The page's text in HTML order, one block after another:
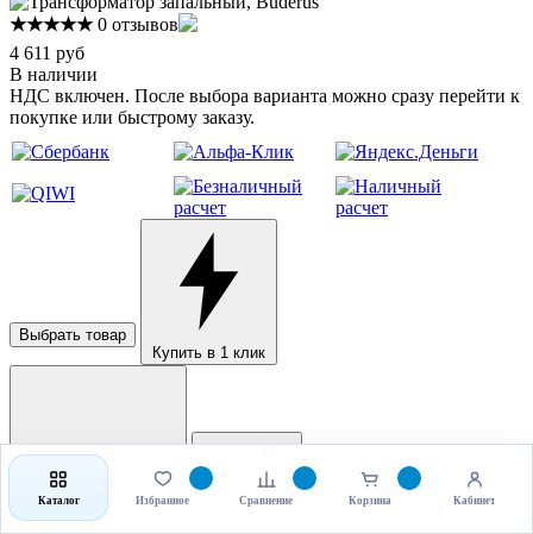
★★★★★ 0 отзывов
4 611 руб
В наличии
НДС включен. После выбора варианта можно сразу перейти к
покупке или быстрому заказу.
Выбрать товар
Купить в 1 клик
Каталог Избранное Сравнение Корзина Кабинет